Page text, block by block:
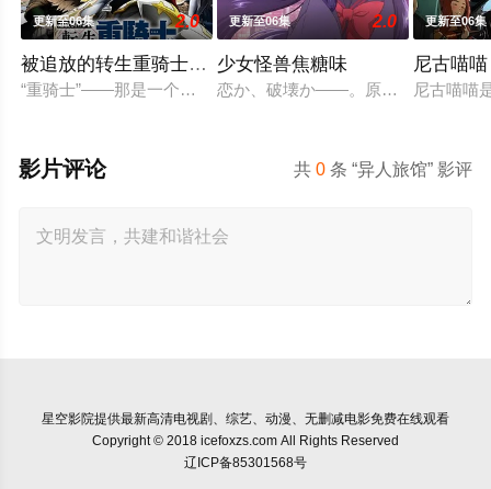
更新至06集 2.0
被追放的转生重骑士用游戏知识开无双
“重骑士”——那是一个以防御为主，吸引敌人攻击以保护队友的
更新至06集 2.0
少女怪兽焦糖味
恋か、破壊か――。原因不明の病に
更新至06集
尼古喵喵
尼古喵喵
共0 条 “异人旅馆” 影评
影片评论
星空影院提供最新高清电视剧、综艺、动漫、无删减电影免费在线观看
Copyright © 2018 icefoxzs.com All Rights Reserved
辽ICP备85301568号